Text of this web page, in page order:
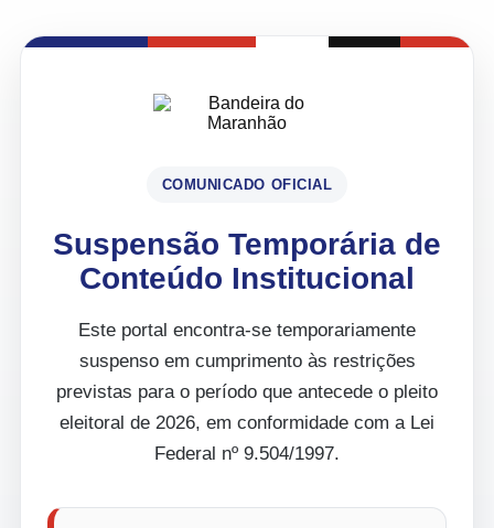
COMUNICADO OFICIAL
Suspensão Temporária de
Conteúdo Institucional
Este portal encontra-se temporariamente
suspenso em cumprimento às restrições
previstas para o período que antecede o pleito
eleitoral de 2026, em conformidade com a Lei
Federal nº 9.504/1997.